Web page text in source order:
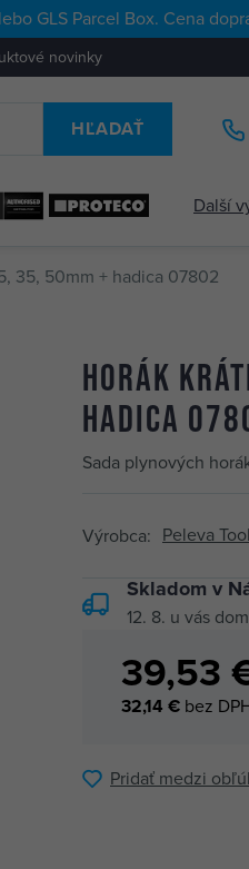
GLS Parcel Box. Cena
novinky
HĽADAŤ
Další
35, 50mm + hadica 07802
horák
hadica
Sada plynových
Výrobca: Peleva
Skladom v
12. 8. u vás
39,53
32,14 € bez
Pridať medzi